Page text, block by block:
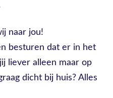
naar jou!
besturen dat er in het
liever alleen maar op
dicht bij huis? Alles